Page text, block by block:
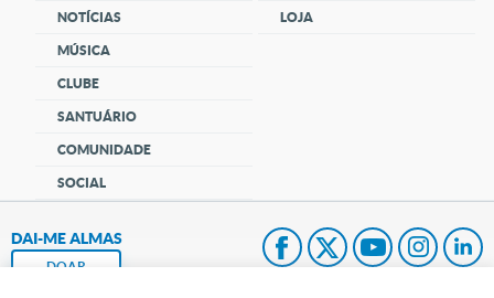
NOTÍCIAS
MÚSICA
CLUBE
SANTUÁRIO
COMUNIDADE
SOCIAL
LOJA
DAI-ME ALMAS
DOAR